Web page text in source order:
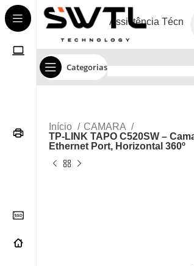
Categorias
Assistência Técnica
Início
CAMARA
TP-LINK TAPO C520SW –
Ethernet Port, Horizontal 360º